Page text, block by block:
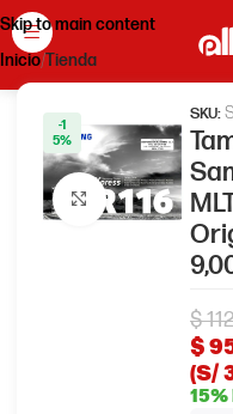
Skip to main content
Inicio Tienda
-1
5%
Haga clic para
SKU:
$
$
(S/
15%